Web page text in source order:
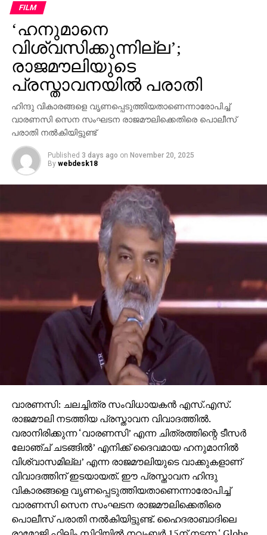
പരിഹസിച്ചു. എന്തുകൊണ്ട് ദേവസ്വം ബോര്‍ഡ്
പോറ്റിക്കെതിരെ പരാതി നല്‍കിയില്ലെന്നും പോറ്റി
കുടുങ്ങിയാല്‍ പലരും കുടുങ്ങും എന്ന് സിപിഎമ്മിന്
അറിയാമായിരുന്നുവെന്നും അദ്ദേഹം കൂട്ടിച്ചേര്‍ത്തു.
FILM
‘ഹനുമാനെ
വിശ്വസിക്കുന്നില്ല’;
രാജമൗലിയുടെ
പ്രസ്താവനയില്‍ പരാതി
ഹിന്ദു വികാരങ്ങളെ വൃണപ്പെടുത്തിയതാണെന്നാരോപിച്ച്
വാരണസി സെന സംഘടന രാജമൗലിക്കെതിരെ പൊലീസ്
പരാതി നല്‍കിയിട്ടുണ്ട്
Published 3 days ago on November 20, 2025
By webdesk18
വാരണസി: ചലച്ചിത്ര സംവിധായകന്‍ എസ്.എസ്.
രാജമൗലി നടത്തിയ പ്രസ്താവന വിവാദത്തില്‍.
വരാനിരിക്കുന്ന ‘വാരണസി’ എന്ന ചിത്രത്തിന്റെ ടീസര്‍
ലോഞ്ച് ചടങ്ങില്‍’ എനിക്ക് ദൈവമായ ഹനുമാനില്‍
വിശ്വാസമില്ല’ എന്ന രാജമൗലിയുടെ വാക്കുകളാണ്
വിവാദത്തിന് ഇടയായത്. ഈ പ്രസ്താവന ഹിന്ദു
വികാരങ്ങളെ വൃണപ്പെടുത്തിയതാണെന്നാരോപിച്ച്
വാരണസി സെന സംഘടന രാജമൗലിക്കെതിരെ
പൊലീസ് പരാതി നല്‍കിയിട്ടുണ്ട്. ഹൈദരാബാദിലെ